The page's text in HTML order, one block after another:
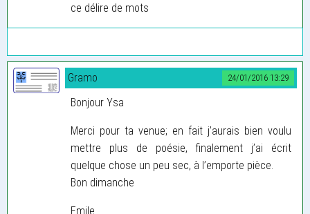
ce délire de mots
24/01/2016 13:29
Gramo
Bonjour Ysa
Merci pour ta venue; en fait j’aurais bien voulu
mettre plus de poésie, finalement j’ai écrit
quelque chose un peu sec, à l’emporte pièce.
Bon dimanche
Emile